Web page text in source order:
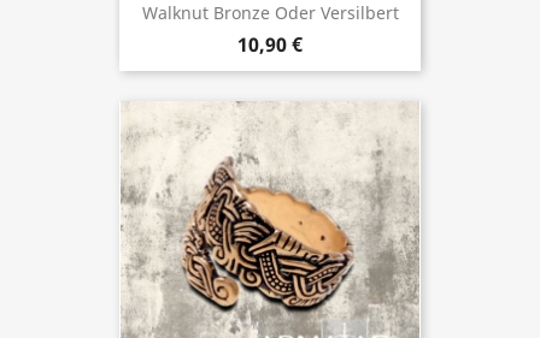
Walknut Bronze Oder Versilbert
10,90 €